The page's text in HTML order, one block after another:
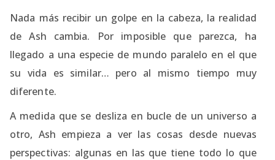
Nada más recibir un golpe en la cabeza, la realidad
de Ash cambia. Por imposible que parezca, ha
llegado a una especie de mundo paralelo en el que
su vida es similar… pero al mismo tiempo muy
diferente.
A medida que se desliza en bucle de un universo a
otro, Ash empieza a ver las cosas desde nuevas
perspectivas: algunas en las que tiene todo lo que